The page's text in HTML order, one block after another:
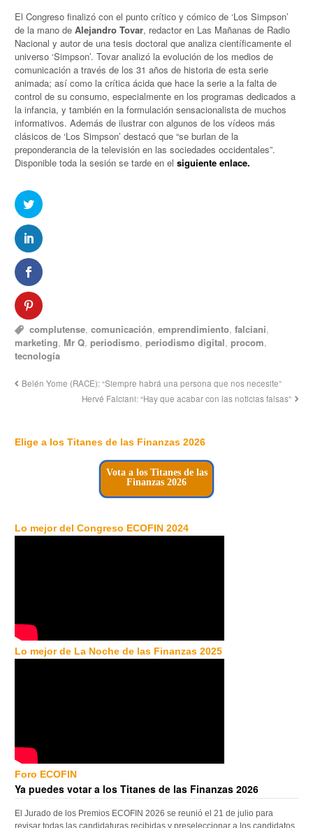
El Congreso finalizó con el punto crítico y cómico de ‘Los Simpson’
de la mano deAlejandro Tovar, redactor en Las Mañanas de Radio
Nacional y autor de una tesis doctoral que analiza científicamente el
universo ‘Simpson’. Tovar analizó la evolución de los medios de
comunicación a través de los 31 años de historia de esta serie
animada; así como la crítica ácida que hace la serie a la falta de
control de su consumo, especialmente en los programas dedicados a
la infancia, y también en la formulación sensacionalista de muchos
informativos. Además de ilustrar con algunos de los vídeos más
clásicos de ‘Los Simpson’ destacó que “se burlan de la
preponderancia de la televisión en las sociedades occidentales”.
Disponible toda la sesión se tarde en elsiguiente enlace.
complutense,comunicación,emprendimiento,falciani,
marketing, Mr Q,periodismo,periodismo digital,procom,
tecnología
Belén Yome (RACE): “Siempre habrá una persona que nos necesite”
Hervé Falciani: “Hay que acabar con las noticias falsas”
Elige a los Titanes de las Finanzas 2026
Vota a los Titanes de las
Finanzas 2026
Lo mejor del Congreso ECOFIN 2024
Lo mejor de La Noche de las Finanzas 2025
Foro ECOFIN
Ya puedes votar a los Titanes de las Finanzas 2026
El Jurado de los Premios ECOFIN 2026 se reunió el 21 de julio para
revisar todas las candidaturas recibidas y preseleccionar a los candidatos